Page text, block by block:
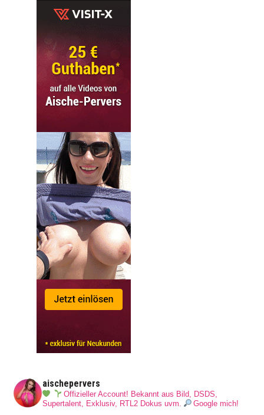
aischepervers
Offizieller Account! Bekannt aus Bild, DSDS,
Supertalent, Exklusiv, RTL2 Dokus uvm.
Google mich!